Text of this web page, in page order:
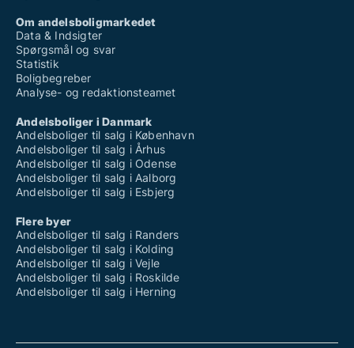
Om andelsboligmarkedet
Data & Indsigter
Spørgsmål og svar
Statistik
Boligbegreber
Analyse- og redaktionsteamet
Andelsboliger i Danmark
Andelsboliger til salg i København
Andelsboliger til salg i Århus
Andelsboliger til salg i Odense
Andelsboliger til salg i Aalborg
Andelsboliger til salg i Esbjerg
Flere byer
Andelsboliger til salg i Randers
Andelsboliger til salg i Kolding
Andelsboliger til salg i Vejle
Andelsboliger til salg i Roskilde
Andelsboliger til salg i Herning